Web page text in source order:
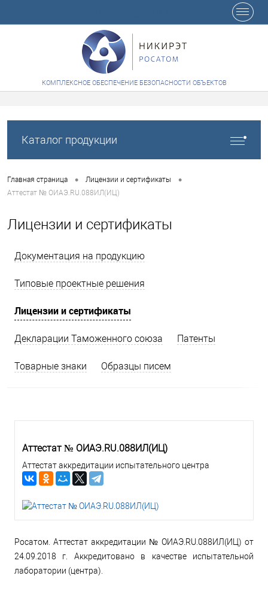
КОМПЛЕКСНОЕ ОБЕСПЕЧЕНИЕ БЕЗОПАСНОСТИ ОБЪЕКТОВ
Каталог продукции
Главная страница • Лицензии и сертификаты •
Аттестат № ОИАЭ.RU.088ИЛ(ИЦ)
Лицензии и сертификаты
Документация на продукцию
Типовые проектные решения
Лицензии и сертификаты
Декларации Таможенного союза Патенты
Товарные знаки Образцы писем
Аттестат № ОИАЭ.RU.088ИЛ(ИЦ)
Аттестат аккредитации испытательного центра
Росатом. Аттестат аккредитации № ОИАЭ.RU.088ИЛ(ИЦ) от
24.09.2018 г. Аккредитовано в качестве испытательной
лаборатории (центра).